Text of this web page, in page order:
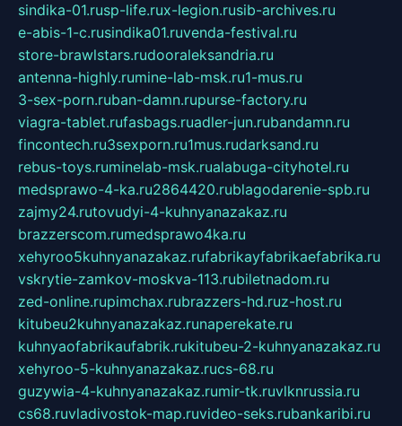
sindika-01.rusp-life.rux-legion.rusib-archives.ru
e-abis-1-c.rusindika01.ruvenda-festival.ru
store-brawlstars.rudooraleksandria.ru
antenna-highly.rumine-lab-msk.ru1-mus.ru
3-sex-porn.ruban-damn.rupurse-factory.ru
viagra-tablet.rufasbags.ruadler-jun.rubandamn.ru
fincontech.ru3sexporn.ru1mus.rudarksand.ru
rebus-toys.ruminelab-msk.rualabuga-cityhotel.ru
medsprawo-4-ka.ru2864420.rublagodarenie-spb.ru
zajmy24.rutovudyi-4-kuhnyanazakaz.ru
brazzerscom.rumedsprawo4ka.ru
xehyroo5kuhnyanazakaz.rufabrikayfabrikaefabrika.ru
vskrytie-zamkov-moskva-113.rubiletnadom.ru
zed-online.rupimchax.rubrazzers-hd.ruz-host.ru
kitubeu2kuhnyanazakaz.runaperekate.ru
kuhnyaofabrikaufabrik.rukitubeu-2-kuhnyanazakaz.ru
xehyroo-5-kuhnyanazakaz.rucs-68.ru
guzywia-4-kuhnyanazakaz.rumir-tk.ruvlknrussia.ru
cs68.ruvladivostok-map.ruvideo-seks.rubankaribi.ru